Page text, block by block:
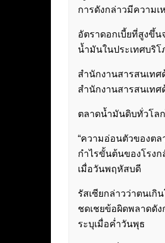
การดังกล่าวมีความเ
อัตราดอกเบี้ยที่สูงขึ้
น้ำมันในประเทศบริ
สำนักงานสารสนเท
สำนักงานสารสนเท
ตลาดน้ำมันดิบทั่วโล
“ความอ่อนตัวของต
กำไรขั้นต้นของโรง
เมื่อวันพฤหัสบดี
รัสเซียกล่าวว่าตนเกิ
ชดเชยข้อผิดพลาดดัง
ระบุเมื่อค่ำวันพุธ